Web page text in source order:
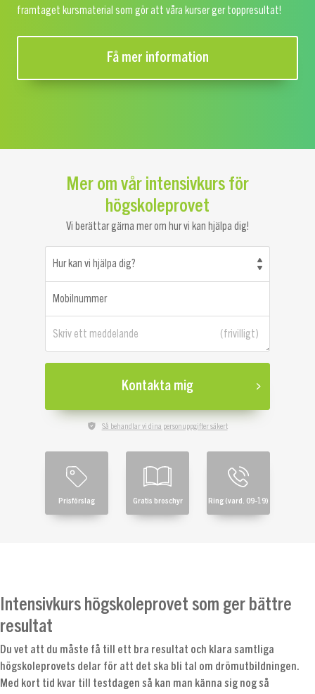
framtaget kursmaterial som gör att våra kurser ger toppresultat!
Få mer information
Mer om vår intensivkurs för
högskoleprovet
Vi berättar gärna mer om hur vi kan hjälpa dig!
Hur kan vi hjälpa dig?
Mobilnummer
Skriv ett meddelande
Kontakta mig
Så behandlar vi dina personuppgifter säkert
Prisförslag Gratis broschyr Ring (vard. 09-19)
Intensivkurs högskoleprovet som ger bättre
resultat
Du vet att du måste få till ett bra resultat och klara samtliga
högskoleprovets delar för att det ska bli tal om drömutbildningen.
Med kort tid kvar till testdagen så kan man känna sig nog så